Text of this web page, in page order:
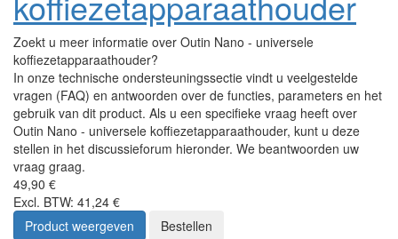
Zoekt u meer informatie over Outin Nano - universele
koffiezetapparaathouder?
In onze technische ondersteuningssectie vindt u veelgestelde
vragen (FAQ) en antwoorden over de functies, parameters en het
gebruik van dit product. Als u een specifieke vraag heeft over
Outin Nano - universele koffiezetapparaathouder, kunt u deze
stellen in het discussieforum hieronder. We beantwoorden uw
vraag graag.
49,90 €
Excl. BTW: 41,24 €
Product weergeven
Bestellen